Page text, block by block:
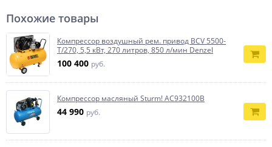
Похожие товары
Компрессор воздушный рем. привод BCV 5500-
T/270, 5,5 кВт, 270 литров, 850 л/мин Denzel
100 400 руб.
Компрессор масляный Sturm! AC932100B
44 990 руб.